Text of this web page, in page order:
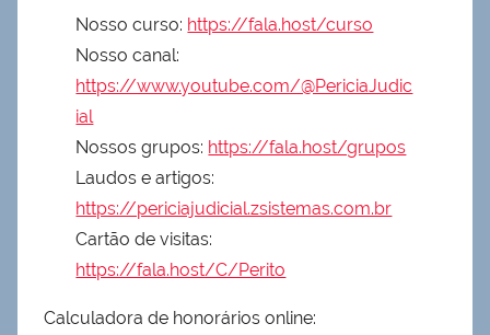
Nosso curso: https://fala.host/curso
Nosso canal:
https://www.youtube.com/@PericiaJudic
ial
Nossos grupos: https://fala.host/grupos
Laudos e artigos:
https://periciajudicial.zsistemas.com.br
Cartão de visitas:
https://fala.host/C/Perito
Calculadora de honorários online: